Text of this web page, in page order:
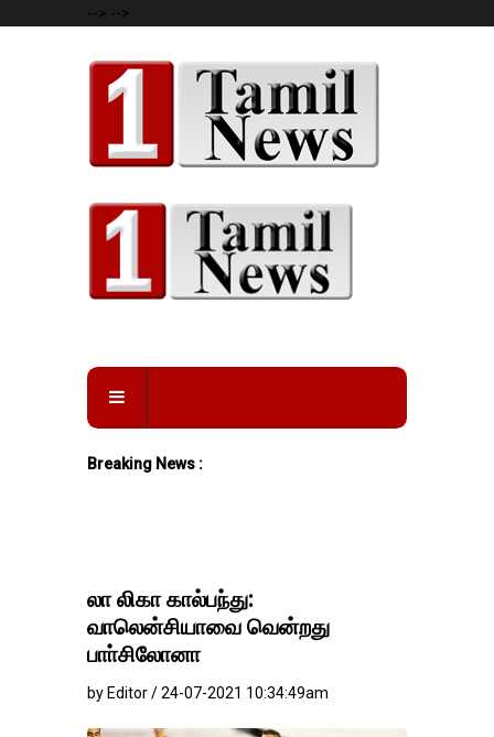
--> -->
Breaking News :
லா லிகா கால்பந்து:
வாலென்சியாவை வென்றது
பாா்சிலோனா
by Editor / 24-07-2021 10:34:49am